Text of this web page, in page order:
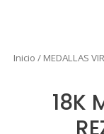
Inicio / MEDALLAS
18K